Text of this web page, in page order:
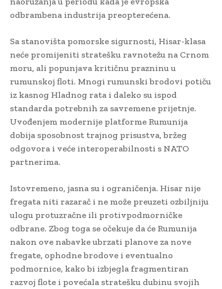
odbrambena industrija preopterećena.
Sa stanovišta pomorske sigurnosti, Hisar-klasa
neće promijeniti stratešku ravnotežu na Crnom
moru, ali popunjava kritičnu prazninu u
rumunskoj floti. Mnogi rumunski brodovi potiču
iz kasnog Hladnog rata i daleko su ispod
standarda potrebnih za savremene prijetnje.
Uvođenjem modernije platforme Rumunija
dobija sposobnost trajnog prisustva, bržeg
odgovora i veće interoperabilnosti s NATO
partnerima.
Istovremeno, jasna su i ograničenja. Hisar nije
fregata niti razarač i ne može preuzeti ozbiljniju
ulogu protuzračne ili protivpodmorničke
odbrane. Zbog toga se očekuje da će Rumunija
nakon ove nabavke ubrzati planove za nove
fregate, ophodne brodove i eventualno
podmornice, kako bi izbjegla fragmentiran
razvoj flote i povećala stratešku dubinu svojih